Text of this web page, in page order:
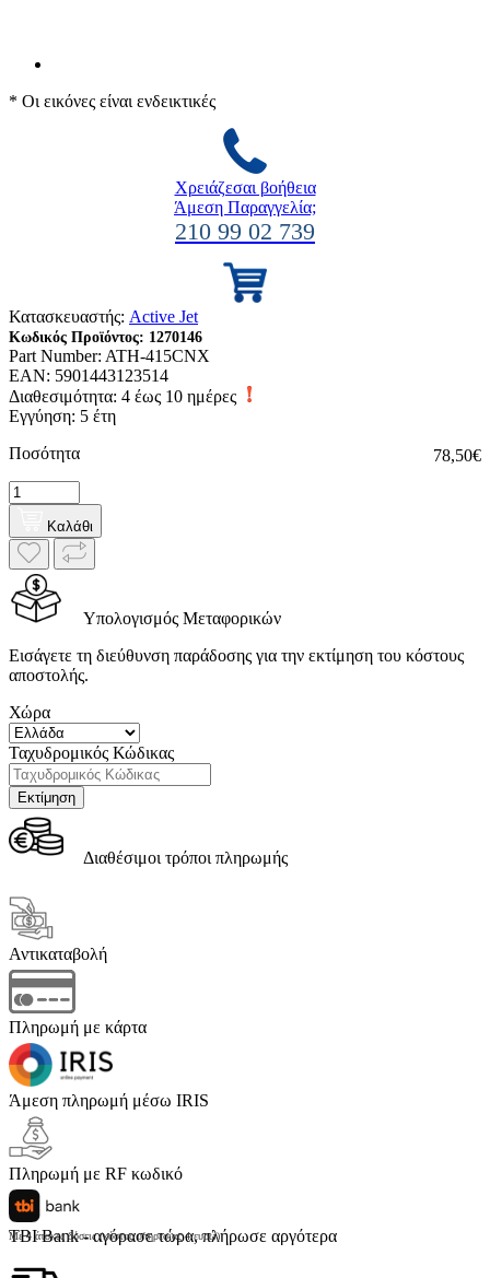
* Οι εικόνες είναι ενδεικτικές
Χρειάζεσαι βοήθεια
Άμεση Παραγγελία;
210 99 02 739
Κατασκευαστής: Active Jet
Κωδικός Προϊόντος: 1270146
Part Number: ATH-415CNX
EAN: 5901443123514
Διαθεσιμότητα: 4 έως 10 ημέρες
Εγγύηση: 5 έτη
78,50€
Ποσότητα
Καλάθι
Υπολογισμός Μεταφορικών
Εισάγετε τη διεύθυνση παράδοσης για την εκτίμηση του κόστους
αποστολής.
Χώρα
Ταχυδρομικός Κώδικας
Διαθέσιμοι τρόποι πληρωμής
Αντικαταβολή
Πληρωμή με κάρτα
Άμεση πληρωμή μέσω IRIS
Πληρωμή με RF κωδικό
TBI Bank - αγόρασε τώρα, πλήρωσε αργότερα
Με 4 άτοκες δόσεις (κόστος υπηρεσίας 4 ευρώ)